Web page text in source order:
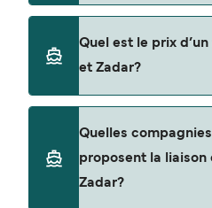
d'environ 45 minutes. La
peut varier d'une saison
conseillons donc de
Quel est le prix
et Zadar?
Zadar peut varier selon
de Zaglav à Zadar est de
réservation.
Quelles
proposent la liaison
Zadar?